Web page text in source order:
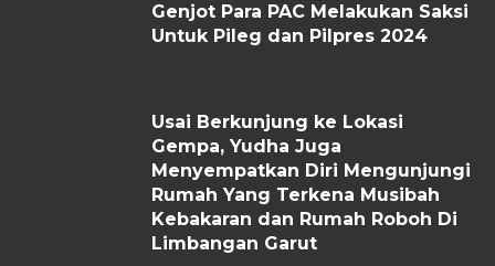
Genjot Para PAC Melakukan Saksi
Untuk Pileg dan Pilpres 2024
Usai Berkunjung ke Lokasi
Gempa, Yudha Juga
Menyempatkan Diri Mengunjungi
Rumah Yang Terkena Musibah
Kebakaran dan Rumah Roboh Di
Limbangan Garut